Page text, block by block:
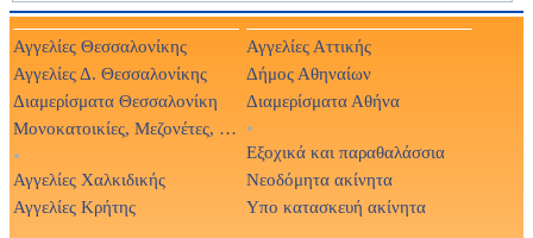
Αγγελίες Θεσσαλονίκης
Αγγελίες Δ. Θεσσαλονίκης
Διαμερίσματα Θεσσαλονίκη
Μονοκατοικίες, Μεζονέτες, Βίλες
•
Αγγελίες Χαλκιδικής
Αγγελίες Κρήτης
Αγγελίες Αττικής
Δήμος Αθηναίων
Διαμερίσματα Αθήνα
•
Εξοχικά και παραθαλάσσια
Νεοδόμητα ακίνητα
Υπο κατασκευή ακίνητα